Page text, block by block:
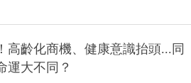
高齡化商機、健康意識抬頭...同
運大不同？